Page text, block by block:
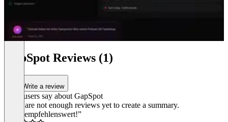
GapSpot Reviews (1)
Write a review
What users say about GapSpot
There are not enough reviews yet to create a summary.
“Sehr empfehlenswert!”